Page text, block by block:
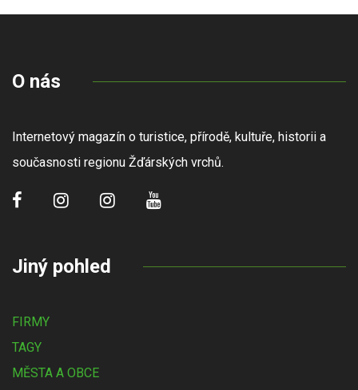
O nás
Internetový magazín o turistice, přírodě, kultuře, historii a
současnosti regionu Žďárských vrchů.
Jiný pohled
FIRMY
TAGY
MĚSTA A OBCE